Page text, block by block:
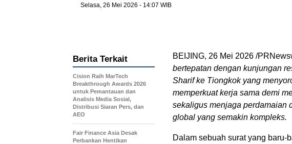
Selasa, 26 Mei 2026 - 14:07 WIB
BEIJING, 26 Mei 2026 /
bertepatan dengan kunjungan
Sharif ke Tiongkok yang
memperkuat kerja sama demi
sekaligus menjaga perdamaian
global yang semakin kompleks.
Dalam sebuah surat yang
Berita Terkait
Cision Raih MarTech
Breakthrough Awards 2026
untuk Pemantauan dan
Analisis Media Sosial,
Distribusi Siaran Pers, dan
AEO
Fair Finance Asia Desak
Perbankan Hentikan